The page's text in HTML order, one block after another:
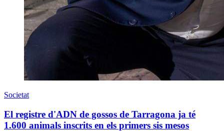
Societat
El registre d'ADN de gossos de Tarragona ja té
1.600 animals inscrits en els primers sis mesos